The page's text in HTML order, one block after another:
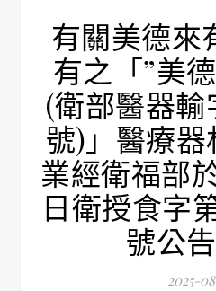
有關美德來
有之「”美
(衛部醫器輸
號)」醫療器
業經衛福部
日衛授食字
號公
2025-